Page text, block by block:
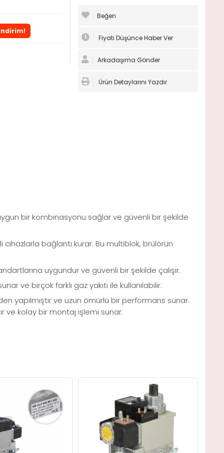
Beğen
Fiyatı Düşünce Haber Ver
Arkadaşıma Gönder
Ürün Detaylarını Yazdır
bir kombinasyonu sağlar ve güvenli bir şekilde
cihazlarla bağlantı kurar. Bu multiblok, brülörün
uygundur ve güvenli bir şekilde çalışır.
ve birçok farklı gaz yakıtı ile kullanılabilir.
yapılmıştır ve uzun ömürlü bir performans sunar.
ve kolay bir montaj işlemi sunar.